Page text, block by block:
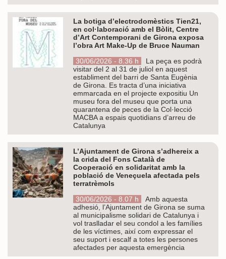
La botiga d’electrodomèstics Tien21,
en col·laboració amb el Bòlit, Centre
d’Art Contemporani de Girona exposa
l’obra Art Make-Up de Bruce Nauman
30/06/2026 - 8.36 h
La peça es podrà
visitar del 2 al 31 de juliol en aquest
establiment del barri de Santa Eugènia
de Girona. Es tracta d’una iniciativa
emmarcada en el projecte expositiu Un
museu fora del museu que porta una
quarantena de peces de la Col·lecció
MACBA a espais quotidians d’arreu de
Catalunya
L’Ajuntament de Girona s’adhereix a
la crida del Fons Català de
Cooperació en solidaritat amb la
població de Veneçuela afectada pels
terratrèmols
30/06/2026 - 8.07 h
Amb aquesta
adhesió, l’Ajuntament de Girona se suma
al municipalisme solidari de Catalunya i
vol traslladar el seu condol a les famílies
de les víctimes, així com expressar el
seu suport i escalf a totes les persones
afectades per aquesta emergència